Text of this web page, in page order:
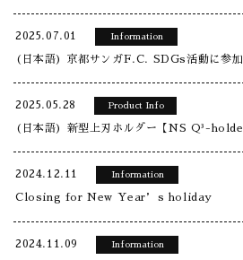
2025.07.01 Information
(日本語) 京都サンガF.C. SDGs活動に参加
2025.05.28 Product Info
(日本語) 新型上刃ホルダー【NS Q³-
2024.12.11 Information
Closing for New Year’s holiday
2024.11.09 Information